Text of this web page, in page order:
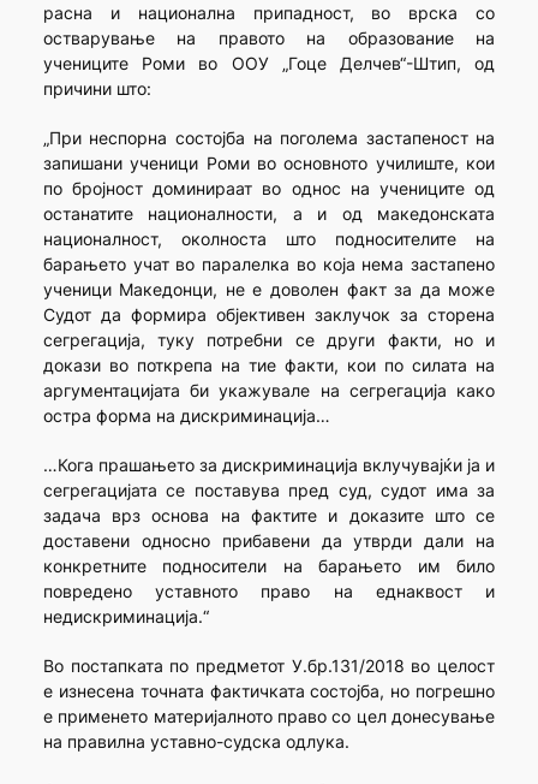
расна и национална припадност, во врска со
остварување на правото на образование на
учениците Роми во ООУ „Гоце Делчев“-Штип, од
причини што:
„При неспорна состојба на поголема застапеност на
запишани ученици Роми во основното училиште, кои
по бројност доминираат во однос на учениците од
останатите националности, а и од македонската
националност, околноста што подносителите на
барањето учат во паралелка во која нема застапено
ученици Македонци, не е доволен факт за да може
Судот да формира објективен заклучок за сторена
сегрегација, туку потребни се други факти, но и
докази во поткрепа на тие факти, кои по силата на
аргументацијата би укажувале на сегрегација како
остра форма на дискриминација…
…Кога прашањето за дискриминација вклучувајќи ја и
сегрегацијата се поставува пред суд, судот има за
задача врз основа на фактите и доказите што се
доставени односно прибавени да утврди дали на
конкретните подносители на барањето им било
повредено уставното право на еднаквост и
недискриминација.“
Во постапката по предметот У.бр.131/2018 во целост
е изнесена точната фактичката состојба, но погрешно
е применето материјалното право со цел донесување
на правилна уставно-судска одлука.